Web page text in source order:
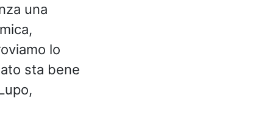
una
lo
sta bene